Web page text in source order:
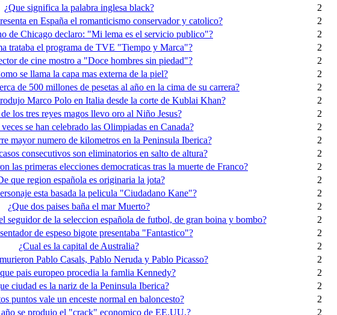
¿Que significa la palabra inglesa black? 2
en España el romanticismo conservador y catolico? 2
de Chicago declaro: "Mi lema es el servicio publico"? 2
trataba el programa de TVE "Tiempo y Marca"? 2
de cine mostro a "Doce hombres sin piedad"? 2
se llama la capa mas externa de la piel? 2
de 500 millones de pesetas al año en la cima de su carrera? 2
Marco Polo en Italia desde la corte de Kublai Khan? 2
los tres reyes magos llevo oro al Niño Jesus? 2
veces se han celebrado las Olimpiadas en Canada? 2
mayor numero de kilometros en la Peninsula Iberica? 2
consecutivos son eliminatorios en salto de altura? 2
las primeras elecciones democraticas tras la muerte de Franco? 2
que region española es originaria la jota? 2
esta basada la pelicula "Ciudadano Kane"? 2
¿Que dos paises baña el mar Muerto? 2
seguidor de la seleccion española de futbol, de gran boina y bombo? 2
de espeso bigote presentaba "Fantastico"? 2
¿Cual es la capital de Australia? 2
Pablo Casals, Pablo Neruda y Pablo Picasso? 2
pais europeo procedia la famlia Kennedy? 2
ciudad es la nariz de la Peninsula Iberica? 2
puntos vale un enceste normal en baloncesto? 2
año se produjo el "crack" economico de EE.UU.? 2